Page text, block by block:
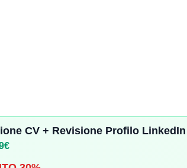
CV + Revisione Profilo
i diritti riservati. | P.IVA: IT17417781006